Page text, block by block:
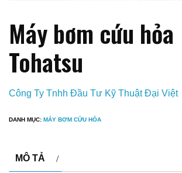
Máy bơm cứu hỏa
Tohatsu
Công Ty Tnhh Đầu Tư Kỹ Thuật Đại Việt
DANH MỤC: MÁY BƠM CỨU HỎA
MÔ TẢ